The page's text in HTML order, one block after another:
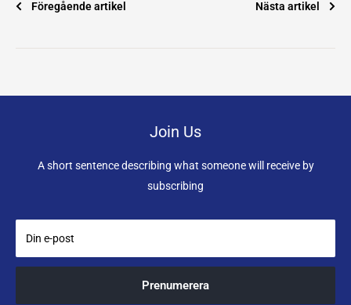
Föregående artikel Nästa artikel
Join Us
A short sentence describing what someone will receive by
subscribing
Din e-post
Prenumerera